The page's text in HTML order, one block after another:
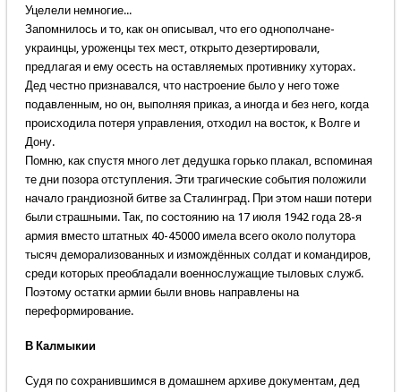
Уцелели немногие...
Запомнилось и то, как он описывал, что его однополчане-
украинцы, уроженцы тех мест, открыто дезертировали,
предлагая и ему осесть на оставляемых противнику хуторах.
Дед честно признавался, что настроение было у него тоже
подавленным, но он, выполняя приказ, а иногда и без него, когда
происходила потеря управления, отходил на восток, к Волге и
Дону.
Помню, как спустя много лет дедушка горько плакал, вспоминая
те дни позора отступления. Эти трагические события положили
начало грандиозной битве за Сталинград. При этом наши потери
были страшными. Так, по состоянию на 17 июля 1942 года 28-я
армия вместо штатных 40-45000 имела всего около полутора
тысяч деморализованных и измождённых солдат и командиров,
среди которых преобладали военнослужащие тыловых служб.
Поэтому остатки армии были вновь направлены на
переформирование.
В Калмыкии
Судя по сохранившимся в домашнем архиве документам, дед